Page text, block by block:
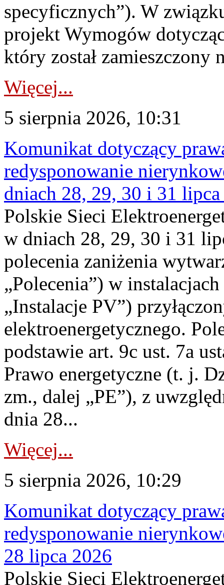
specyficznych”). W
projekt Wymogów
który został zamieszczony
Więcej...
5 sierpnia 2026, 10:31
Komunikat dotyczący
redysponowanie
dniach 28, 29, 30 i 31
Polskie Sieci
w dniach 28, 29, 30 i 31
polecenia zaniżenia
„Polecenia”) w
„Instalacje PV”)
elektroenergetycznego.
podstawie art. 9c ust. 7a
Prawo energetyczne (t. j.
zm., dalej „PE”), z
dnia 28...
Więcej...
5 sierpnia 2026, 10:29
Komunikat dotyczący
redysponowanie
28 lipca 2026
Polskie Sieci